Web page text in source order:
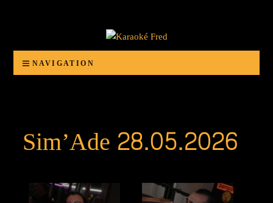
Karaoké Fred
Animation d'anniversaires, banquets, bals, mariages ou autres organisations festives
NAVIGATION
Sim’Ade 28.05.2026